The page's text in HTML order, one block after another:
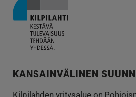
KANSAINVÄLINEN
Kilpilahden yritysalue on